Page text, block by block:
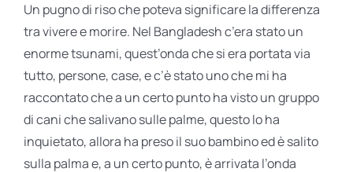
Un pugno di riso che poteva significare la differenza
tra vivere e morire. Nel Bangladesh c’era stato un
enorme tsunami, quest’onda che si era portata via
tutto, persone, case, e c’è stato uno che mi ha
raccontato che a un certo punto ha visto un gruppo
di cani che salivano sulle palme, questo lo ha
inquietato, allora ha preso il suo bambino ed è salito
sulla palma e, a un certo punto, è arrivata l’onda